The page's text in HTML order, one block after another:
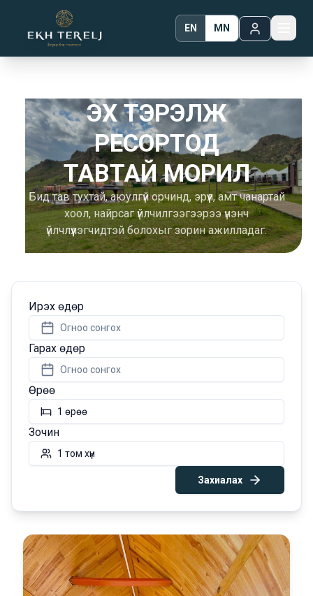
EN MN
ЭХ ТЭРЭЛЖ
РЕСОРТОД
ТАВТАЙ МОРИЛ
Бид тав тухтай, аюулгүй орчинд, эрүүл, амт чанартай
хоол, найрсаг үйлчилгээгээрээ үнэнч
үйлчлүүлэгчидтэй болохыг зорин ажилладаг.
Ирэх өдөр
Огноо сонгох
Гарах өдөр
Огноо сонгох
Өрөө
1 өрөө
Зочин
1 том хүн
Захиалах